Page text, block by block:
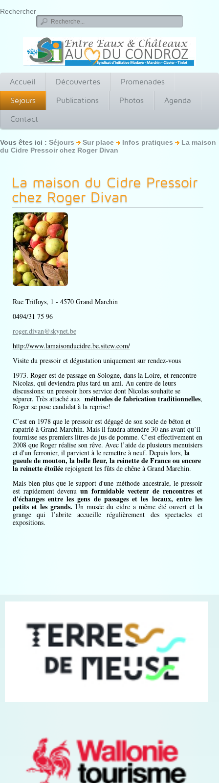
Rechercher
Accueil Découvertes
Promenades
Séjours
Publications Photos
Agenda
Contact
Vous êtes ici : Séjours Sur place Infos pratiques
La maison
du Cidre Pressoir chez Roger Divan
La maison du Cidre Pressoir
chez Roger Divan
Rue Triffoys, 1 - 4570 Grand Marchin
0494/31 75 96
roger.divan@skynet.be
http://www.lamaisonducidre.be.sitew.com/
Visite du pressoir et dégustation uniquement sur rendez-vous
1973. Roger est de passage en Sologne, dans la Loire, et rencontre
Nicolas, qui deviendra plus tard un ami. Au centre de leurs
discussions: un pressoir hors service dont Nicolas souhaite se
séparer. Très attaché aux méthodes de fabrication traditionnelles,
Roger se pose candidat à la reprise!
C’est en 1978 que le pressoir est dégagé de son socle de béton et
rapatrié à Grand Marchin. Mais il faudra attendre 30 ans avant qu’il
fournisse ses premiers litres de jus de pomme. C’est effectivement en
2008 que Roger réalise son rêve. Avec l’aide de plusieurs menuisiers
et d'un ferronier, il parvient à le remettre à neuf. Depuis lors, la
gueule de mouton, la belle fleur, la reinette de France ou encore
la reinette étoilée rejoignent les fûts de chêne à Grand Marchin.
Mais bien plus que le support d'une méthode ancestrale, le pressoir
est rapidement devenuun formidable vecteur de rencontres et
d'échanges entre les gens de passages et les locaux, entre les
petits et les grands. Un musée du cidre a même été ouvert et la
grange qui l’abrite accueille régulièrement des spectacles et
expositions.